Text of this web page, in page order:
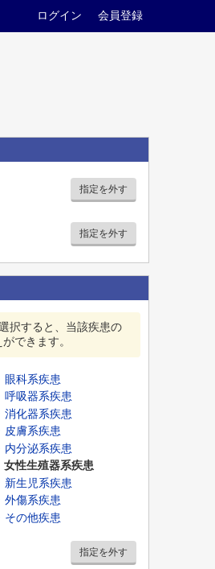
ログイン 会員登録
指定を外す
指定を外す
択すると、当該疾患の
できます。
眼科系疾患
呼吸器系疾患
消化器系疾患
皮膚系疾患
内分泌系疾患
女性生殖器系疾患
新生児系疾患
外傷系疾患
その他疾患
指定を外す